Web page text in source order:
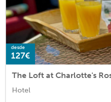
desde
127€
The Loft at Charlotte's
Hotel